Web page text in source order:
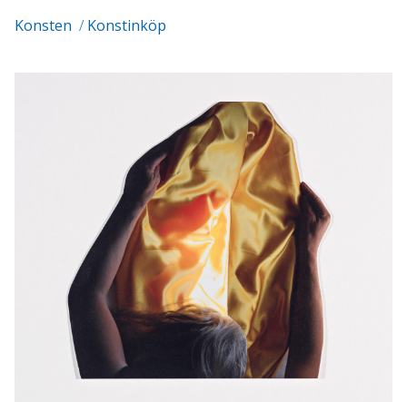
Konsten / Konstinköp